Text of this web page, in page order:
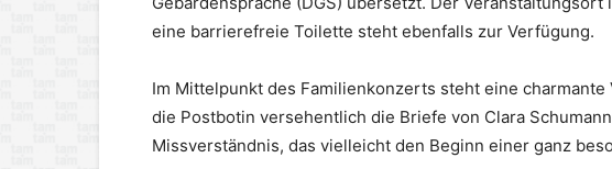
eine barrierefreie Toilette steht ebenfalls zur Verfügung.
Im Mittelpunkt des Familienkonzerts steht eine
die Postbotin versehentlich die Briefe von Clara
Missverständnis, das vielleicht den Beginn einer ganz